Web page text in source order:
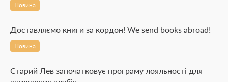
Новина
Доставляємо книги за кордон! We send books abroad!
Новина
Старий Лев започатковує програму лояльності для